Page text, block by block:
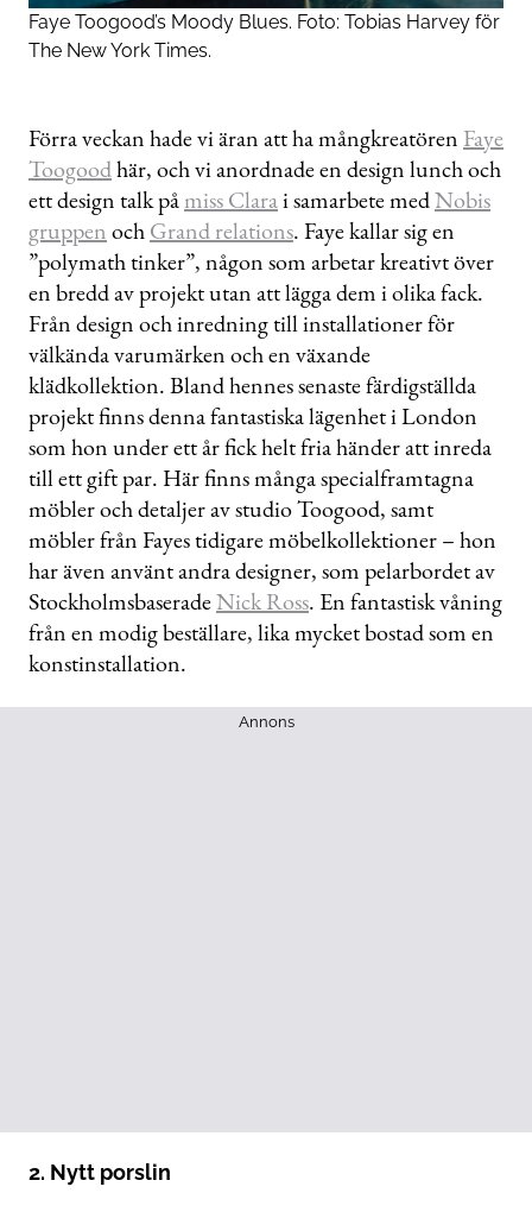
Faye Toogood’s Moody Blues. Foto: Tobias Harvey för
The New York Times.
Förra veckan hade vi äran att ha mångkreatören Faye
Toogoodhär, och vi anordnade en design lunch och
ett design talk påmiss Clarai samarbete medNobis
gruppenochGrand relations. Faye kallar sig en
”polymath tinker”, någon som arbetar kreativt över
en bredd av projekt utan att lägga dem i olika fack.
Från design och inredning till installationer för
välkända varumärken och en växande
klädkollektion. Bland hennes senaste färdigställda
projekt finns denna fantastiska lägenhet i London
som hon under ett år fick helt fria händer att inreda
till ett gift par. Här finns många specialframtagna
möbler och detaljer av studio Toogood, samt
möbler från Fayes tidigare möbelkollektioner – hon
har även använt andra designer, som pelarbordet av
StockholmsbaseradeNick Ross. En fantastisk våning
från en modig beställare, lika mycket bostad som en
konstinstallation.
Annons
2. Nytt porslin